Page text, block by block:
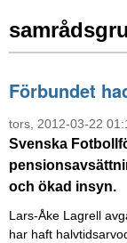
Förbundet
tors, 2012-03-22
Svenska
och ökad insyn.
Lars-Åke Lagrell
har haft